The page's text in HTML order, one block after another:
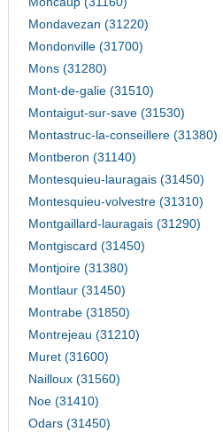
Mondavezan (31220)
Mondonville (31700)
Mons (31280)
Mont-de-galie (31510)
Montaigut-sur-save (31530)
Montastruc-la-conseillere (31380)
Montberon (31140)
Montesquieu-lauragais (31450)
Montesquieu-volvestre (31310)
Montgaillard-lauragais (31290)
Montgiscard (31450)
Montjoire (31380)
Montlaur (31450)
Montrabe (31850)
Montrejeau (31210)
Muret (31600)
Nailloux (31560)
Noe (31410)
Odars (31450)